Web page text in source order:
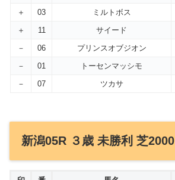
＋
03 ミルトボス
＋
11 サイード
－
06 プリンスオブジオン
－
01 トーセンマッシモ
－
07 ツカサ
新潟05R ３歳 未勝利 芝2000